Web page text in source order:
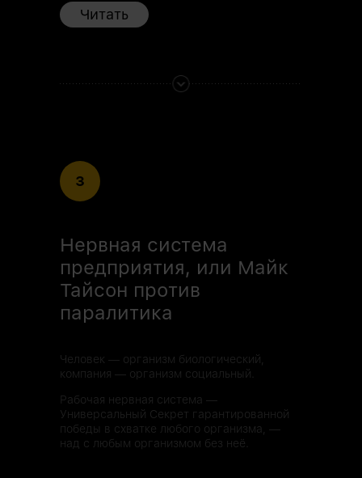
Читать
3
Нервная система
предприятия, или Майк
Тайсон против
паралитика
Человек — организм биологический,
компания — организм социальный.
Рабочая нервная система —
Универсальный Секрет гарантированной
победы в схватке любого организма, —
над с любым организмом без неё.